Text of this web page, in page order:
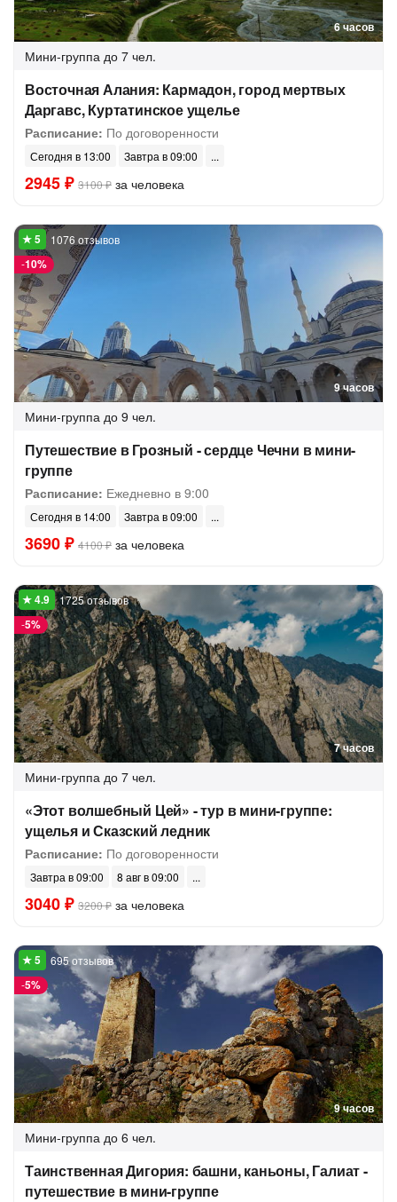
6 часов
Мини-группа до 7 чел.
Восточная Алания: Кармадон, город мертвых
Даргавс, Куртатинское ущелье
Расписание: По договоренности
Сегодня в 13:00 Завтра в 09:00
2945 ₽ 3100 ₽ за человека
9 часов
-10%
1076 отзывов
Мини-группа до 9 чел.
Путешествие в Грозный - сердце Чечни в мини-
группе
Расписание: Ежедневно в 9:00
Сегодня в 14:00 Завтра в 09:00
3690 ₽ 4100 ₽ за человека
7 часов
-5%
1725 отзывов
Мини-группа до 7 чел.
«Этот волшебный Цей» - тур в мини-группе:
ущелья и Сказский ледник
Расписание: По договоренности
Завтра в 09:00 8 авг в 09:00
3040 ₽ 3200 ₽ за человека
9 часов
-5%
695 отзывов
Мини-группа до 6 чел.
Таинственная Дигория: башни, каньоны, Галиат -
путешествие в мини-группе